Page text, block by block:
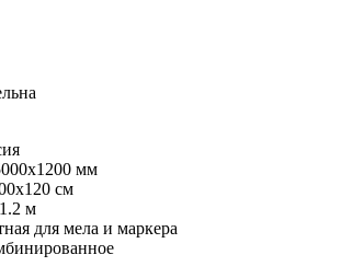
мм
см
м
для мела и маркера